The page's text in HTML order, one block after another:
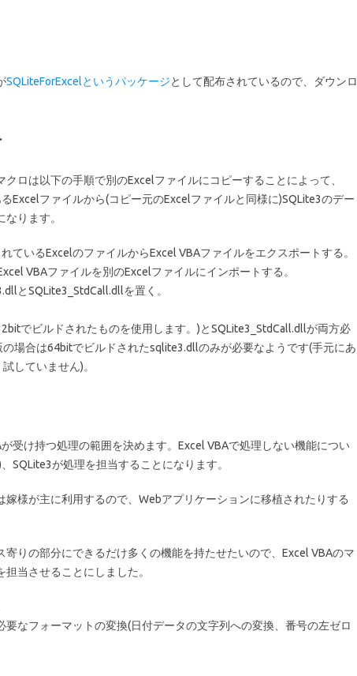
SQLiteForExcelというパッケージとして配布されているので、ダウンロ
クロは以下の手順で別のExcelファイルにコピーすることによって、
Excelファイルから(コピー元のExcelファイルと同様に)SQLite3のデー
ります。
ているExcelのファイルからExcel VBAファイルをエクスポートする。
VBAファイルを別のExcelファイルにインポートする。
とSQLite3_StdCall.dllを置く。
でビルドされたものを使用します。)とSQLite3_StdCall.dllが両方必
場合は64bitでビルドされたsqlite3.dllのみが必要なようです(手元にあ
していません)。
受け持つ処理の範囲を決めます。Excel VBAで処理しない機能につい
SQLite3が処理を担当することになります。
様が主に利用するので、Webアプリケーションに移植されたりする
寄りの部分にできるだけ多くの機能を持たせたいので、Excel VBAのマ
当させることにしました。
要なフォーマットの変換(日付データの文字列への変換、番号の左ゼロ